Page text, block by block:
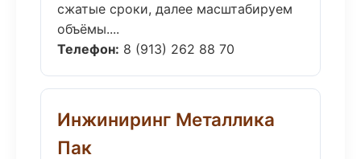
сжатые сроки, далее масштабируем
объёмы....
Телефон: 8 (913) 262 88 70
Инжиниринг Металлика
Пак